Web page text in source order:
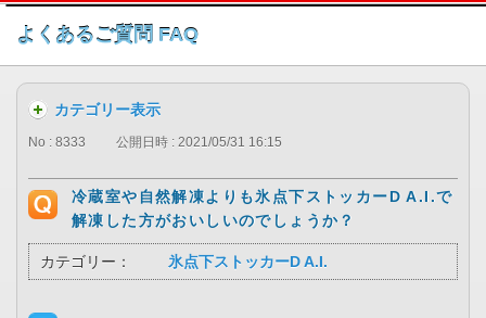
このページの本文へ
よくあるご質問 FAQ
カテゴリー表示
No : 8333 公開日時 : 2021/05/31 16:15
冷蔵室や自然解凍よりも氷点下ストッカーD A.I.で
解凍した方がおいしいのでしょうか？
カテゴリー： 氷点下ストッカーD A.I.